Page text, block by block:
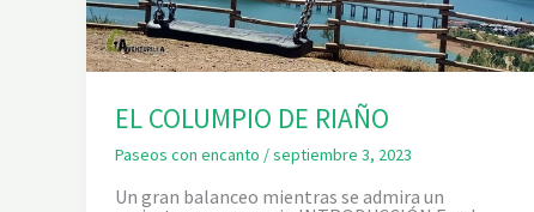
EL COLUMPIO DE RIAÑO
Paseos con encanto /septiembre 3, 2023
Un gran balanceo mientras se admira un